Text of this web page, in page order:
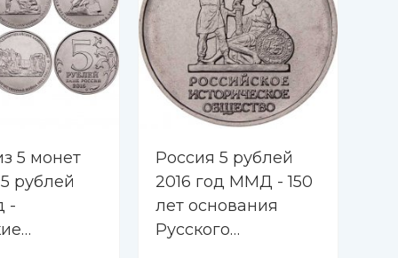
5 монет
рублей
-
Россия 5 рублей
2016 год ММД - 150
лет основания
Русского